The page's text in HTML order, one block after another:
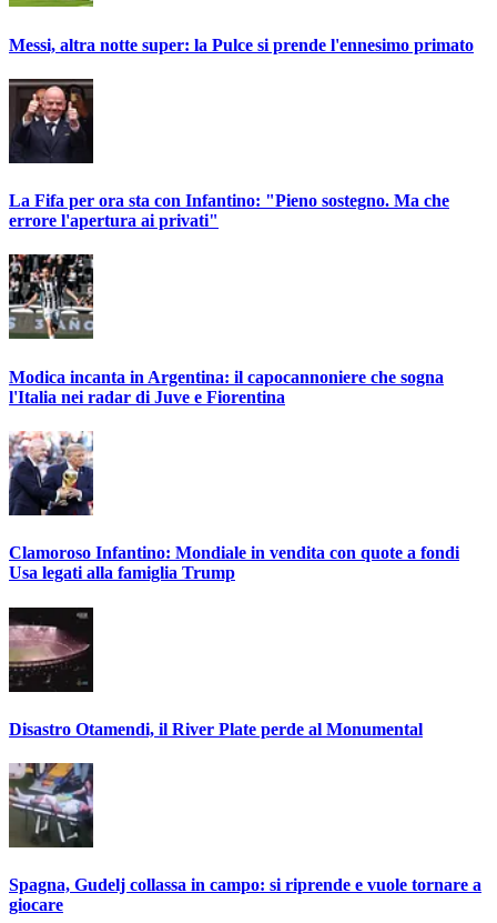
Messi, altra notte super: la Pulce si prende l'ennesimo primato
La Fifa per ora sta con Infantino: "Pieno sostegno. Ma che
errore l'apertura ai privati"
Modica incanta in Argentina: il capocannoniere che sogna
l'Italia nei radar di Juve e Fiorentina
Clamoroso Infantino: Mondiale in vendita con quote a fondi
Usa legati alla famiglia Trump
Disastro Otamendi, il River Plate perde al Monumental
Spagna, Gudelj collassa in campo: si riprende e vuole tornare a
giocare